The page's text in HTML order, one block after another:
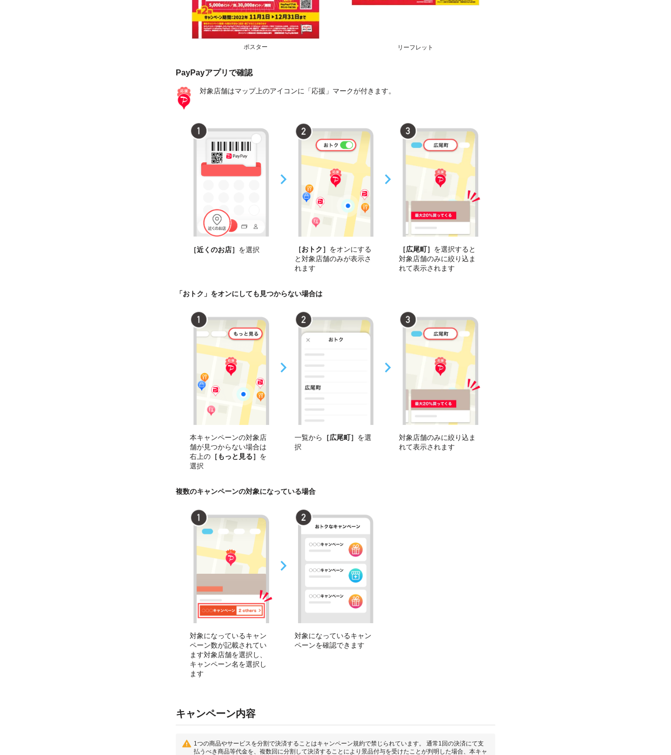
ポスター リーフレット
PayPayアプリで確認
対象店舗はマップ上のアイコンに「応援」マークが付きます。
［近くのお店］ を選択 ［おトク］ をオンにする
と対象店舗のみが表示さ
れます
［広尾町］ を選択すると
対象店舗のみに絞り込ま
れて表示されます
「おトク」をオンにしても見つからない場合は
本キャンペーンの対象店
舗が見つからない場合は
右上の ［もっと見る］ を
選択
一覧から ［広尾町］ を選
択
対象店舗のみに絞り込ま
れて表示されます
複数のキャンペーンの対象になっている場合
対象になっているキャン
ペーン数が記載されてい
ます対象店舗を選択し、
キャンペーン名を選択し
ます
対象になっているキャン
ペーンを確認できます
キャンペーン内容
1つの商品やサービスを分割で決済することはキャンペーン規約で禁じられています。 通常1回の決済にて支
払うべき商品等代金を、複数回に分割して決済することにより景品付与を受けたことが判明した場合、本キャ